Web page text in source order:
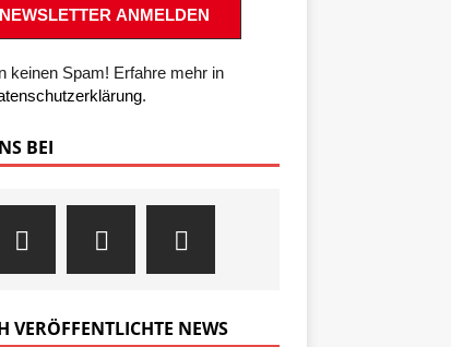
keinen Spam! Erfahre mehr in
.
BEI
VERÖFFENTLICHTE NEWS